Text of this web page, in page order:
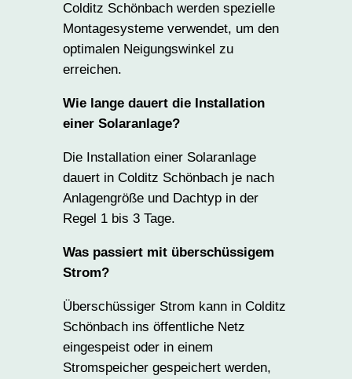
Colditz Schönbach werden spezielle
Montagesysteme verwendet, um den
optimalen Neigungswinkel zu
erreichen.
Wie lange dauert die Installation
einer Solaranlage?
Die Installation einer Solaranlage
dauert in Colditz Schönbach je nach
Anlagengröße und Dachtyp in der
Regel 1 bis 3 Tage.
Was passiert mit überschüssigem
Strom?
Überschüssiger Strom kann in Colditz
Schönbach ins öffentliche Netz
eingespeist oder in einem
Stromspeicher gespeichert werden,